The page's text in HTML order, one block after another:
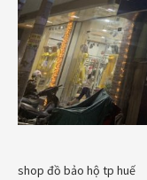
shop đồ bảo hộ tp huế